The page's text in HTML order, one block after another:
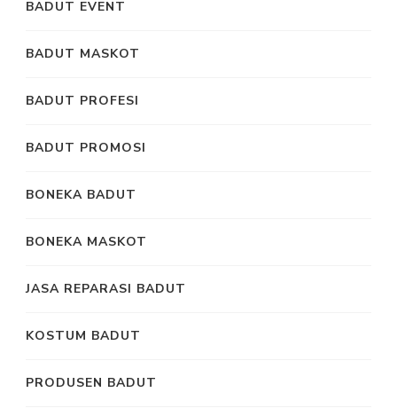
BADUT EVENT
BADUT MASKOT
BADUT PROFESI
BADUT PROMOSI
BONEKA BADUT
BONEKA MASKOT
JASA REPARASI BADUT
KOSTUM BADUT
PRODUSEN BADUT